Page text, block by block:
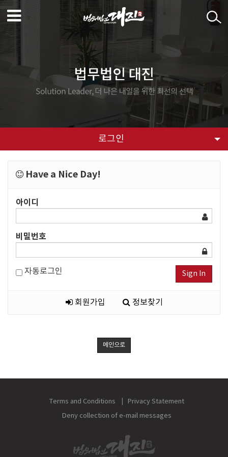
로그인
Have a Nice Day!
아이디
비밀번호
자동로그인 Sign In
회원가입 정보찾기
메인으로
Terms and Conditions
Privacy Statement
Deny collection of e-mail messages